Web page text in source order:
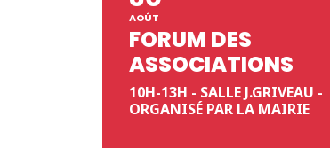
AOÛT
FORUM DES
ASSOCIATIONS
10H-13H - SALLE J.GRIVEAU -
ORGANISÉ PAR LA MAIRIE